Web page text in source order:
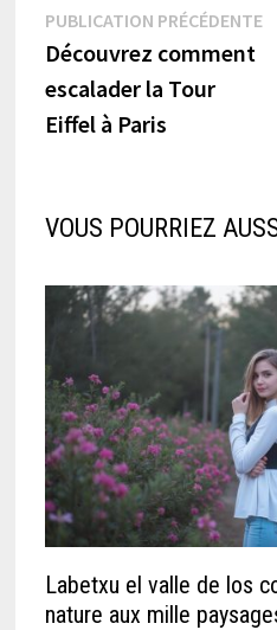
Navigation
de
l’article
PUBLICATION PRÉCÉDENTE
Découvrez comment
escalader la Tour
Eiffel à Paris
VOUS POURRIEZ
Labetxu el valle de los
nature aux mille